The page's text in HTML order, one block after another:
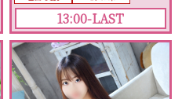
13:00-LAST